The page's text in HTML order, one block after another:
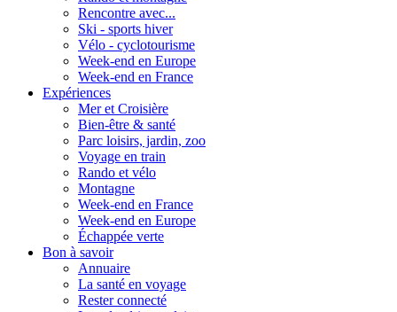
Rencontre avec...
Ski - sports hiver
Vélo - cyclotourisme
Week-end en Europe
Week-end en France
Expériences
Mer et Croisière
Bien-être & santé
Parc loisirs, jardin, zoo
Voyage en train
Rando et vélo
Montagne
Week-end en France
Week-end en Europe
Échappée verte
Bon à savoir
Annuaire
La santé en voyage
Rester connecté